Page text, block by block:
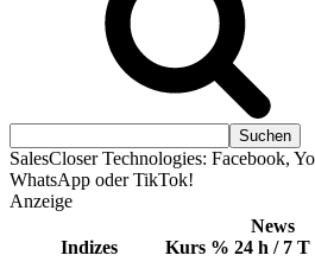
SalesCloser Technologies: Facebook,
WhatsApp oder TikTok!
Anzeige
Indizes Kurs %
News
24 h / 7 T